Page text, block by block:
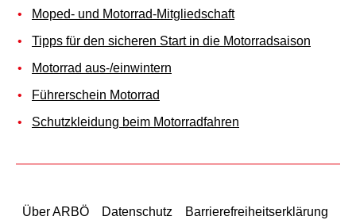
Moped- und Motorrad-Mitgliedschaft
Tipps für den sicheren Start in die Motorradsaison
Motorrad aus-/einwintern
Führerschein Motorrad
Schutzkleidung beim Motorradfahren
Über ARBÖ Datenschutz Barrierefreiheitserklärung